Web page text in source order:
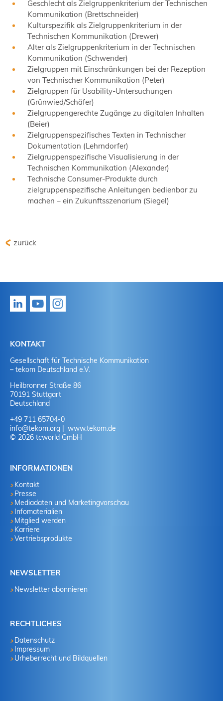
Geschlecht als Zielgruppenkriterium der Technischen
Kommunikation (Brettschneider)
Kulturspezifik als Zielgruppenkriterium in der
Technischen Kommunikation (Drewer)
Alter als Zielgruppenkriterium in der Technischen
Kommunikation (Schwender)
Zielgruppen mit Einschränkungen bei der Rezeption
von Technischer Kommunikation (Peter)
Zielgruppen für Usability-Untersuchungen
(Grünwied/Schäfer)
Zielgruppengerechte Zugänge zu digitalen Inhalten
(Beier)
Zielgruppenspezifisches Texten in Technischer
Dokumentation (Lehrndorfer)
Zielgruppenspezifische Visualisierung in der
Technischen Kommunikation (Alexander)
Technische Consumer-Produkte durch
zielgruppenspezifische Anleitungen bedienbar zu
machen – ein Zukunftsszenarium (Siegel)
zurück
KONTAKT
Gesellschaft für Technische Kommunikation
– tekom Deutschland e.V.
Heilbronner Straße 86
70191 Stuttgart
Deutschland
+49 711 65704-0
info@tekom.org
www.tekom.de
© 2026 tcworld GmbH
INFORMATIONEN
Kontakt
Presse
Mediadaten und Marketingvorschau
Infomaterialien
Mitglied werden
Karriere
Vertriebsprodukte
NEWSLETTER
Newsletter abonnieren
RECHTLICHES
Datenschutz
Impressum
Urheberrecht und Bildquellen